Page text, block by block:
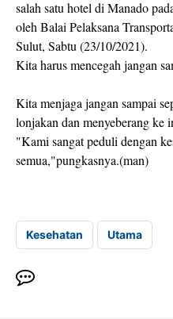
salah satu hotel di Manado
oleh Balai Pelaksana
Sulut, Sabtu (23/10/2021).
Kita harus mencegah jangan
Kita menjaga jangan sampai
lonjakan dan menyeberang ke
"Kami sangat peduli dengan
semua,"pungkasnya.(man)
Kesehatan Utama